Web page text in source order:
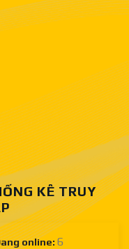
KÊ TRUY
online: 6